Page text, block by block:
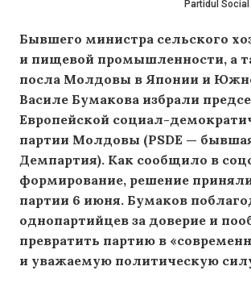
Partidul
Бывшего министра сельского
и пищевой промышленности, а
посла Молдовы в Японии и
Василе Бумакова избрали
Европейской социал-
партии Молдовы (PSDE —
Демпартия). Как сообщило в
формирование, решение
партии 6 июня. Бумаков
однопартийцев за доверие и
превратить партию в
и уважаемую политическую